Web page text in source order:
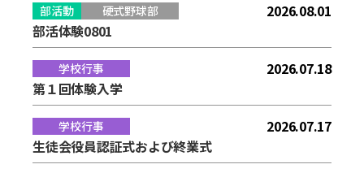
部活動 硬式野球部
2026.08.01
部活体験0801
学校行事
2026.07.18
第１回体験入学
学校行事
2026.07.17
生徒会役員認証式および終業式